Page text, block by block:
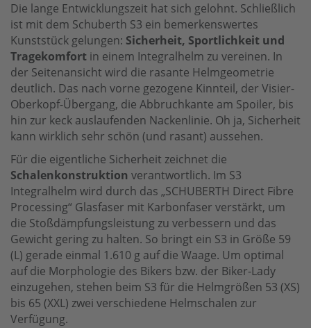
Die lange Entwicklungszeit hat sich gelohnt. Schließlich
ist mit dem Schuberth S3 ein bemerkenswertes
Kunststück gelungen: Sicherheit, Sportlichkeit und
Tragekomfort in einem Integralhelm zu vereinen. In
der Seitenansicht wird die rasante Helmgeometrie
deutlich. Das nach vorne gezogene Kinnteil, der Visier-
Oberkopf-Übergang, die Abbruchkante am Spoiler, bis
hin zur keck auslaufenden Nackenlinie. Oh ja, Sicherheit
kann wirklich sehr schön (und rasant) aussehen.
Für die eigentliche Sicherheit zeichnet die
Schalenkonstruktion verantwortlich. Im S3
Integralhelm wird durch das „SCHUBERTH Direct Fibre
Processing“ Glasfaser mit Karbonfaser verstärkt, um
die Stoßdämpfungsleistung zu verbessern und das
Gewicht gering zu halten. So bringt ein S3 in Größe 59
(L) gerade einmal 1.610 g auf die Waage. Um optimal
auf die Morphologie des Bikers bzw. der Biker-Lady
einzugehen, stehen beim S3 für die Helmgrößen 53 (XS)
bis 65 (XXL) zwei verschiedene Helmschalen zur
Verfügung.